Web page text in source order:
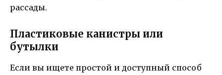
рассады.
Пластиковые канистры или
бутылки
Если вы ищете простой и доступный способ